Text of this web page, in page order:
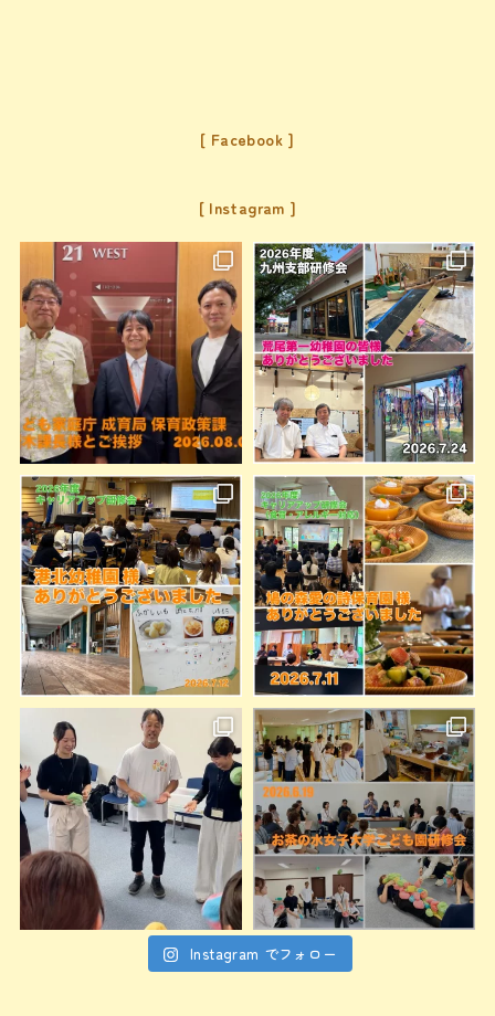
Facebook
Instagram
Instagram でフォロー